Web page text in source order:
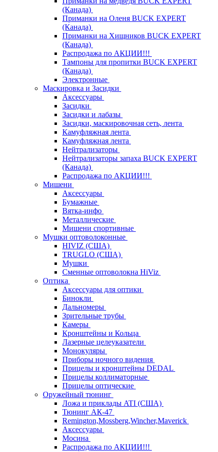
(Канада)
Приманки на Оленя BUCK EXPERT
(Канада)
Приманки на Хищников BUCK EXPERT
(Канада)
Распродажа по АКЦИИ!!!
Тампоны для пропитки BUCK EXPERT
(Канада)
Электронные
Маскировка и Засидки
Аксессуары
Засидки
Засидки и лабазы
Засидки, маскировочная сеть, лента
Камуфляжная лента
Камуфляжная лента
Нейтрализаторы
Нейтрализаторы запаха BUCK EXPERT
(Канада)
Распродажа по АКЦИИ!!!
Мишени
Аксессуары
Бумажные
Вятка-инфо
Металлические
Мишени спортивные
Мушки оптоволоконные
HIVIZ (США)
TRUGLO (США)
Мушки
Сменные оптоволокна HiViz
Оптика
Аксессуары для оптики
Бинокли
Дальномеры
Зрительные трубы
Камеры
Кронштейны и Кольца
Лазерные целеуказатели
Монокуляры
Приборы ночного видения
Прицелы и кронштейны DEDAL
Прицелы коллиматорные
Прицелы оптические
Оружейный тюнинг
Ложа и приклады ATI (США)
Тюнинг АК-47
Remington,Mossberg,Wincher,Maverick
Аксессуары
Мосина
Распродажа по АКЦИИ!!!